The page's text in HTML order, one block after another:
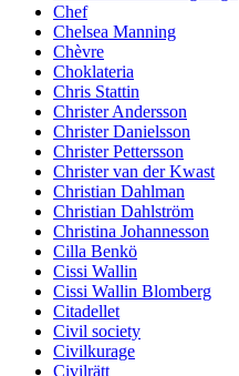
Chef
Chelsea Manning
Chèvre
Choklateria
Chris Stattin
Christer Andersson
Christer Danielsson
Christer Pettersson
Christer van der Kwast
Christian Dahlman
Christian Dahlström
Christina Johannesson
Cilla Benkö
Cissi Wallin
Cissi Wallin Blomberg
Citadellet
Civil society
Civilkurage
Civilrätt